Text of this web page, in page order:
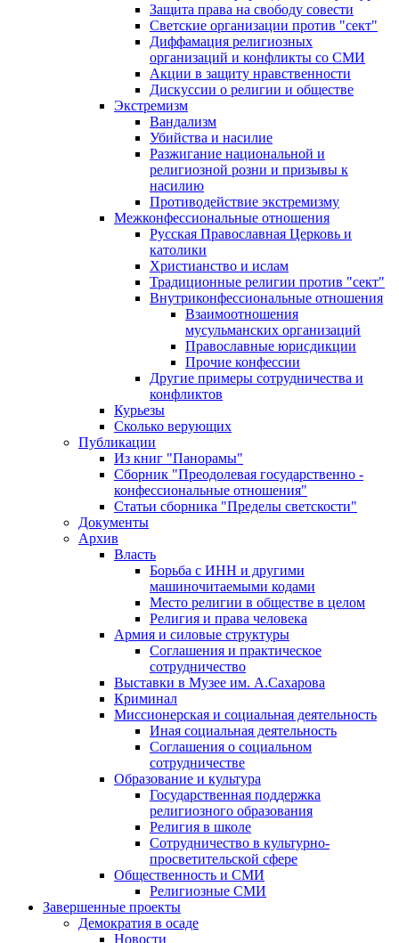
Защита права на свободу совести
Светские организации против "сект"
Диффамация религиозных
организаций и конфликты со СМИ
Акции в защиту нравственности
Дискуссии о религии и обществе
Экстремизм
Вандализм
Убийства и насилие
Разжигание национальной и
религиозной розни и призывы к
насилию
Противодействие экстремизму
Межконфессиональные отношения
Русская Православная Церковь и
католики
Христианство и ислам
Традиционные религии против "сект"
Внутриконфессиональные отношения
Взаимоотношения
мусульманских организаций
Православные юрисдикции
Прочие конфессии
Другие примеры сотрудничества и
конфликтов
Курьезы
Сколько верующих
Публикации
Из книг "Панорамы"
Сборник "Преодолевая государственно -
конфессиональные отношения"
Статьи сборника "Пределы светскости"
Документы
Архив
Власть
Борьба с ИНН и другими
машиночитаемыми кодами
Место религии в обществе в целом
Религия и права человека
Армия и силовые структуры
Соглашения и практическое
сотрудничество
Выставки в Музее им. А.Сахарова
Криминал
Миссионерская и социальная деятельность
Иная социальная деятельность
Соглашения о социальном
сотрудничестве
Образование и культура
Государственная поддержка
религиозного образования
Религия в школе
Сотрудничество в культурно-
просветительской сфере
Общественность и СМИ
Религиозные СМИ
Завершенные проекты
Демократия в осаде
Новости